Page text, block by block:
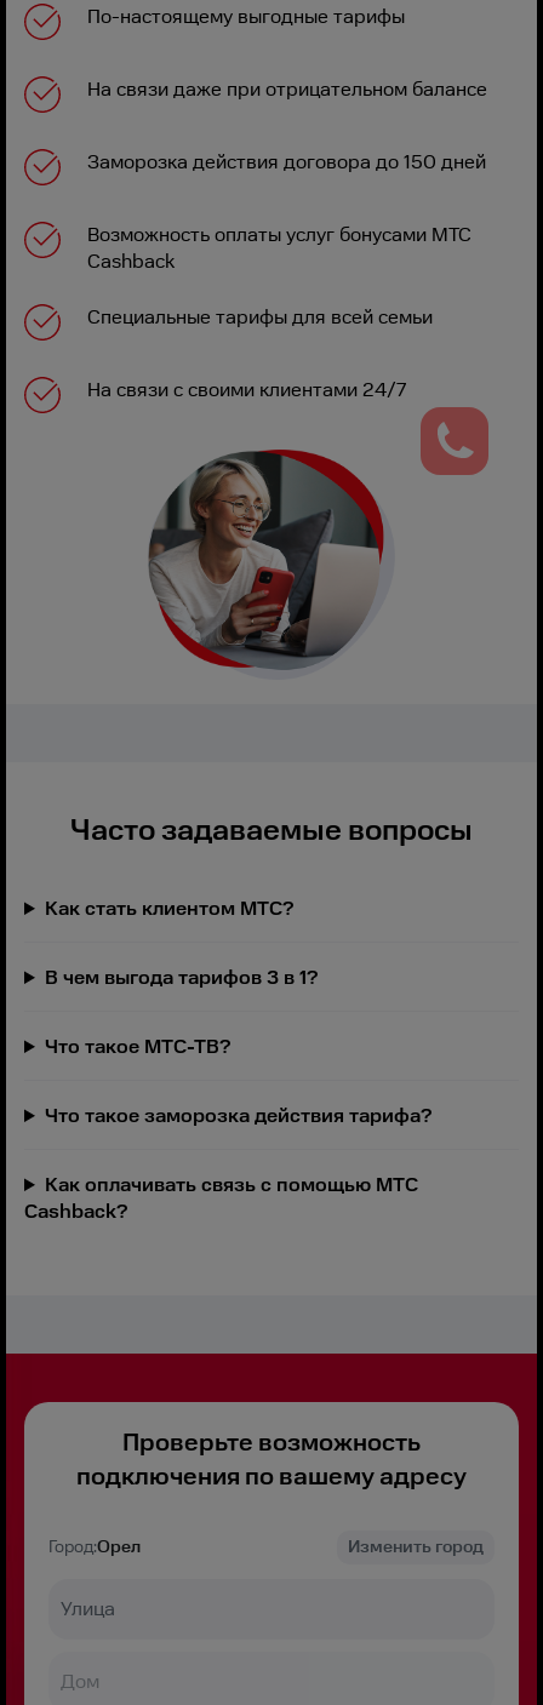
По-настоящему выгодные тарифы
На связи даже при отрицательном балансе
Заморозка действия договора до 150 дней
Возможность оплаты услуг бонусами МТС
Cashback
Специальные тарифы для всей семьи
На связи с своими клиентами 24/7
Часто задаваемые вопросы
Как стать клиентом МТС?
В чем выгода тарифов 3 в 1?
Что такое МТС-ТВ?
Что такое заморозка действия тарифа?
Как оплачивать связь с помощью МТС
Cashback?
Проверьте возможность
подключения по вашему адресу
Город:Орел Изменить город